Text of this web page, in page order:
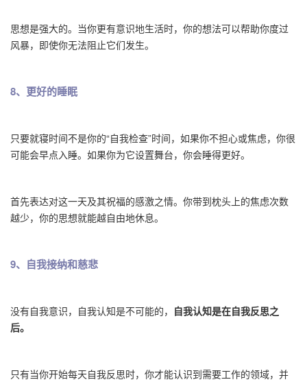
思想是强大的。当你更有意识地生活时，你的想法可以帮助你度过
风暴，即使你无法阻止它们发生。
8、更好的睡眠
只要就寝时间不是你的“自我检查”时间，如果你不担心或焦虑，你很
可能会早点入睡。如果你为它设置舞台，你会睡得更好。
首先表达对这一天及其祝福的感激之情。你带到枕头上的焦虑次数
越少，你的思想就能越自由地休息。
9、自我接纳和慈悲
没有自我意识，自我认知是不可能的， 自我认知是在自我反思之
后。
只有当你开始每天自我反思时，你才能认识到需要工作的领域，并